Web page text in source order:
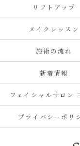
リフトアップ
メイクレッスン
施術の流れ
新着情報
フェイシャルサロン
プライバシーポリ